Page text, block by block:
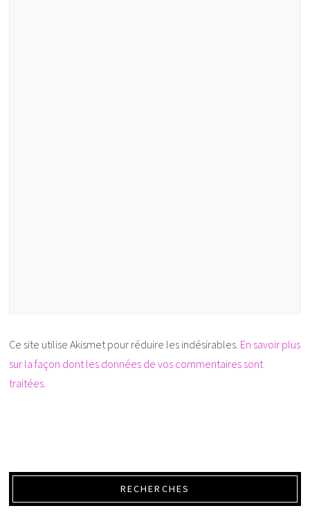
Ce site utilise Akismet pour réduire les indésirables. En savoir plus
sur la façon dont les données de vos commentaires sont
traitées.
RECHERCHES